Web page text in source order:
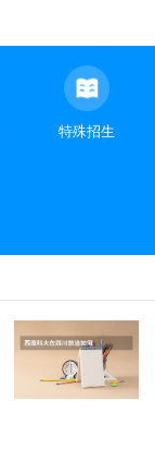
特殊招生